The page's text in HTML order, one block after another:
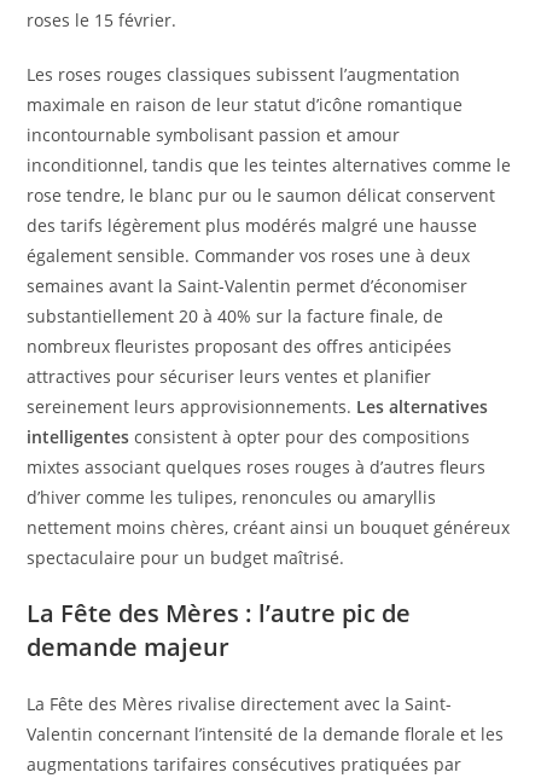
roses le 15 février.
Les roses rouges classiques subissent l’augmentation
maximale en raison de leur statut d’icône romantique
incontournable symbolisant passion et amour
inconditionnel, tandis que les teintes alternatives comme le
rose tendre, le blanc pur ou le saumon délicat conservent
des tarifs légèrement plus modérés malgré une hausse
également sensible. Commander vos roses une à deux
semaines avant la Saint-Valentin permet d’économiser
substantiellement 20 à 40% sur la facture finale, de
nombreux fleuristes proposant des offres anticipées
attractives pour sécuriser leurs ventes et planifier
sereinement leurs approvisionnements. Les alternatives
intelligentes consistent à opter pour des compositions
mixtes associant quelques roses rouges à d’autres fleurs
d’hiver comme les tulipes, renoncules ou amaryllis
nettement moins chères, créant ainsi un bouquet généreux
spectaculaire pour un budget maîtrisé.
La Fête des Mères : l’autre pic de
demande majeur
La Fête des Mères rivalise directement avec la Saint-
Valentin concernant l’intensité de la demande florale et les
augmentations tarifaires consécutives pratiquées par